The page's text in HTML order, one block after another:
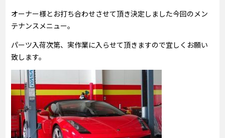
オーナー様とお打ち合わせさせて頂き決定しました今回のメン
テナンスメニュー。
パーツ入荷次第、実作業に入らせて頂きますので宜しくお願い
致します。